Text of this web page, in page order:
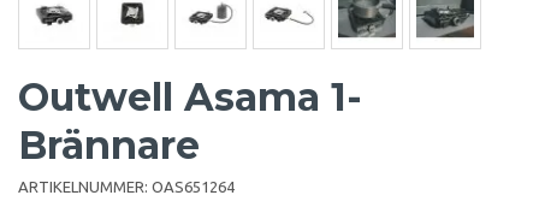
Outwell Asama 1-
Brännare
ARTIKELNUMMER: OAS651264